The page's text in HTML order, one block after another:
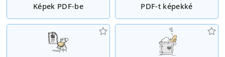
Képek PDF-be PDF-t képekké